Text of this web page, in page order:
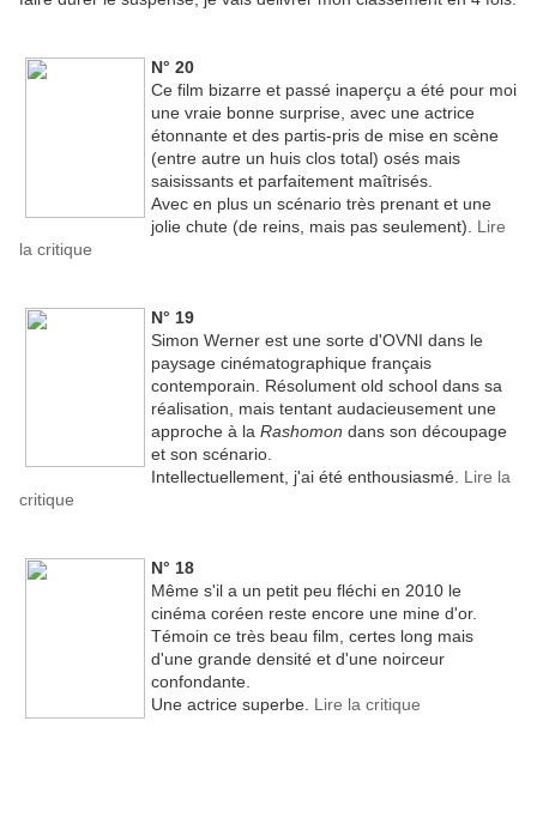
N° 20
Ce film bizarre et passé inaperçu a été pour moi
une vraie bonne surprise, avec une actrice
étonnante et des partis-pris de mise en scène
(entre autre un huis clos total) osés mais
saisissants et parfaitement maîtrisés.
Avec en plus un scénario très prenant et une
jolie chute (de reins, mais pas seulement). Lire
la critique
N° 19
Simon Werner est une sorte d'OVNI dans le
paysage cinématographique français
contemporain. Résolument old school dans sa
réalisation, mais tentant audacieusement une
approche à la Rashomon dans son découpage
et son scénario.
Intellectuellement, j'ai été enthousiasmé. Lire la
critique
N° 18
Même s'il a un petit peu fléchi en 2010 le
cinéma coréen reste encore une mine d'or.
Témoin ce très beau film, certes long mais
d'une grande densité et d'une noirceur
confondante.
Une actrice superbe. Lire la critique